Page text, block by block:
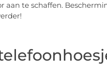
aan te schaffen.